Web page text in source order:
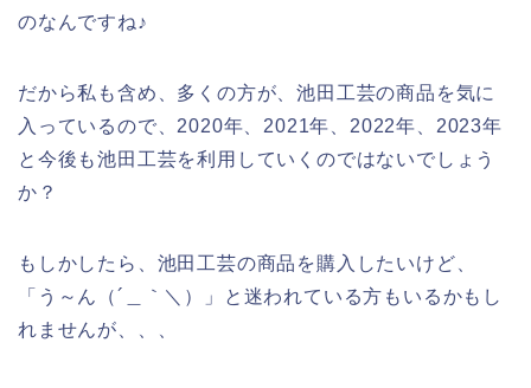
のなんですね♪
だから私も含め、多くの方が、池田工芸の商品を気に
入っているので、2020年、2021年、2022年、2023年
と今後も池田工芸を利用していくのではないでしょう
か？
もしかしたら、池田工芸の商品を購入したいけど、
「う～ん（´＿｀＼）」と迷われている方もいるかもし
れませんが、、、